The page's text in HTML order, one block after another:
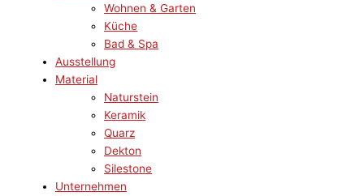
Wohnen & Garten
Küche
Bad & Spa
Ausstellung
Material
Naturstein
Keramik
Quarz
Dekton
Silestone
Unternehmen